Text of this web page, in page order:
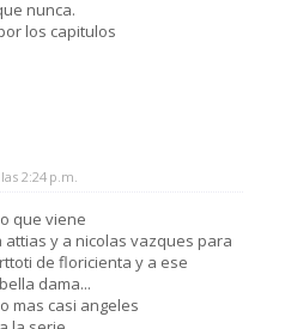
nunca.
los capitulos
2:24 p.m.
que viene
attias y a nicolas vazques para
de floricienta y a ese
dama...
mas casi angeles